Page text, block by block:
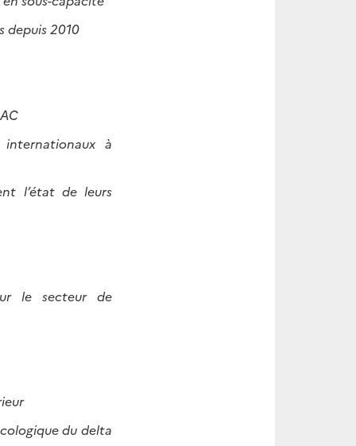
depuis 2010
internationaux à
l’état de leurs
le secteur de
du delta